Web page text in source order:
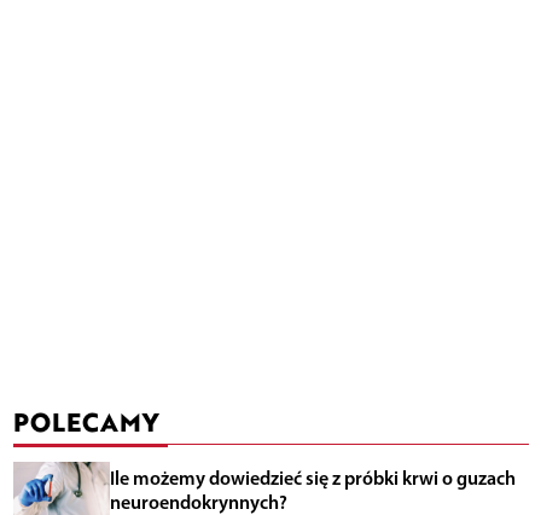
POLECAMY
Ile możemy dowiedzieć się z próbki krwi o guzach
neuroendokrynnych?